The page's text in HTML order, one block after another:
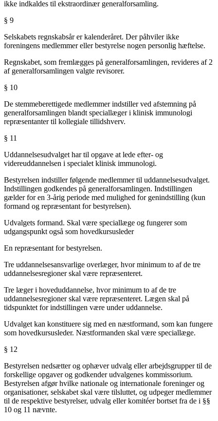
ikke indkaldes til ekstraordinær generalforsamling.
§ 9
Selskabets regnskabsår er kalenderåret. Der påhviler ikke
foreningens medlemmer eller bestyrelse nogen personlig hæftelse.
Regnskabet, som fremlægges på generalforsamlingen, revideres af 2
af generalforsamlingen valgte revisorer.
§ 10
De stemmeberettigede medlemmer indstiller ved afstemning på
generalforsamlingen blandt speciallæger i klinisk immunologi
repræsentanter til kollegiale tillidshverv.
§ 11
Uddannelsesudvalget har til opgave at lede efter- og
videreuddannelsen i specialet klinisk immunologi.
Bestyrelsen indstiller følgende medlemmer til uddannelsesudvalget.
Indstillingen godkendes på generalforsamlingen. Indstillingen
gælder for en 3-årig periode med mulighed for genindstilling (kun
formand og repræsentant for bestyrelsen).
Udvalgets formand. Skal være speciallæge og fungerer som
udgangspunkt også som hovedkursusleder
En repræsentant for bestyrelsen.
Tre uddannelsesansvarlige overlæger, hvor minimum to af de tre
uddannelsesregioner skal være repræsenteret.
Tre læger i hoveduddannelse, hvor minimum to af de tre
uddannelsesregioner skal være repræsenteret. Lægen skal på
tidspunktet for indstillingen være under uddannelse.
Udvalget kan konstituere sig med en næstformand, som kan fungere
som hovedkursusleder. Næstformanden skal være speciallæge.
§ 12
Bestyrelsen nedsætter og ophæver udvalg eller arbejdsgrupper til de
forskellige opgaver og godkender udvalgenes kommissorium.
Bestyrelsen afgør hvilke nationale og internationale foreninger og
organisationer, selskabet skal være tilsluttet, og udpeger medlemmer
til de respektive bestyrelser, udvalg eller komitéer bortset fra de i §§
10 og 11 nævnte.